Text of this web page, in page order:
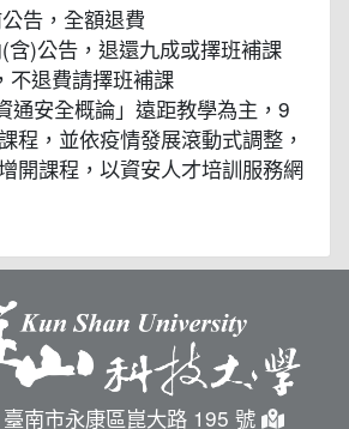
告，全額退費
含)公告，退還九成或擇班補課
不退費請擇班補課
通安全概論」遠距教學為主，9
程，並依疫情發展滾動式調整，
開課程，以資安人才培訓服務網
南市永康區崑大路 195 號